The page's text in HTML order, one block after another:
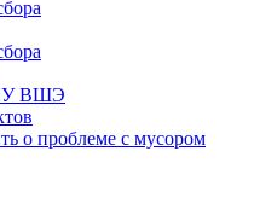
ВШЭ
о проблеме с мусором